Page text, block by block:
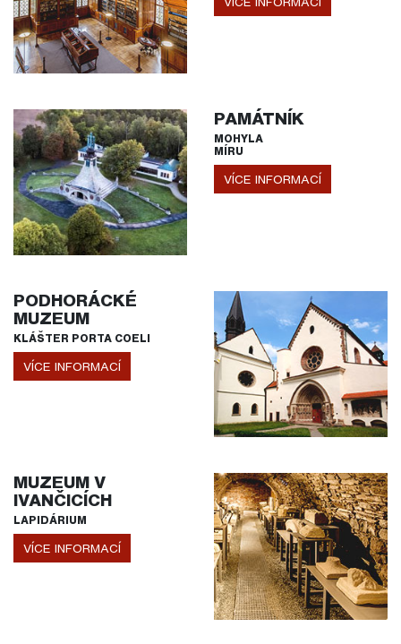
PAMÁTNÍK
MOHYLA
MÍRU
VÍCE INFORMACÍ
PODHORÁCKÉ
MUZEUM
KLÁŠTER PORTA COELI
VÍCE INFORMACÍ
MUZEUM V
IVANČICÍCH
LAPIDÁRIUM
VÍCE INFORMACÍ